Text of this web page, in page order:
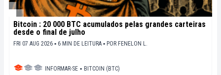
Bitcoin : 20 000 BTC acumulados pelas grandes carteiras
desde o final de julho
FRI 07 AUG 2026 ▪ 6 MIN DE LEITURA ▪ POR FENELON L.
INFORMAR-SE ▪ BITCOIN (BTC)